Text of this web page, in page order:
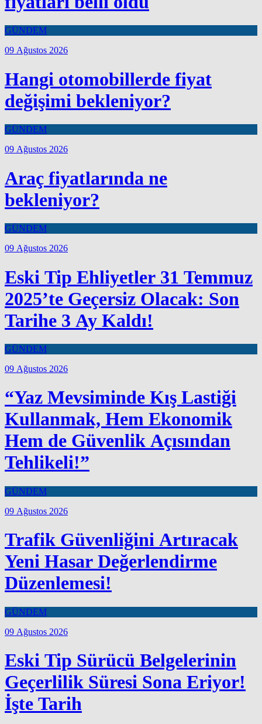
GÜNDEM
09 Ağustos 2026
Hangi otomobillerde fiyat
değişimi bekleniyor?
GÜNDEM
09 Ağustos 2026
Araç fiyatlarında ne
bekleniyor?
GÜNDEM
09 Ağustos 2026
Eski Tip Ehliyetler 31 Temmuz
2025’te Geçersiz Olacak: Son
Tarihe 3 Ay Kaldı!
GÜNDEM
09 Ağustos 2026
“Yaz Mevsiminde Kış Lastiği
Kullanmak, Hem Ekonomik
Hem de Güvenlik Açısından
Tehlikeli!”
GÜNDEM
09 Ağustos 2026
Trafik Güvenliğini Artıracak
Yeni Hasar Değerlendirme
Düzenlemesi!
GÜNDEM
09 Ağustos 2026
Eski Tip Sürücü Belgelerinin
Geçerlilik Süresi Sona Eriyor!
İşte Tarih